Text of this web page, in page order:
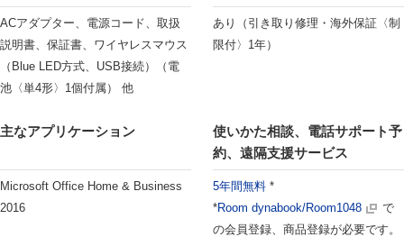
ACアダプター、電源コード、取扱
説明書、保証書、ワイヤレスマウス
（Blue LED方式、USB接続）（電
池〈単4形〉1個付属） 他
あり（引き取り修理・海外保証〈制
限付〉1年）
主なアプリケーション
Microsoft Office Home & Business
2016
使いかた相談、電話サポート予
約、遠隔支援サービス
5年間無料 *
*Room dynabook/Room1048
で
の会員登録、商品登録が必要です。